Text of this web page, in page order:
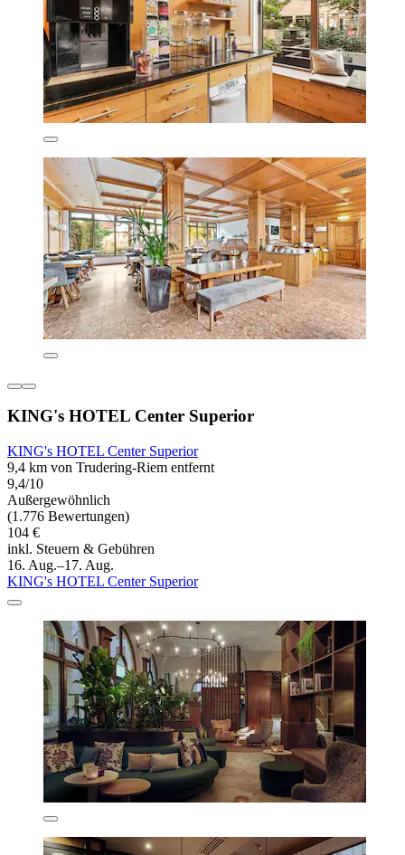
KING's HOTEL Center Superior
KING's HOTEL Center Superior
9,4 km von Trudering-Riem entfernt
9,4/10
Außergewöhnlich
(1.776 Bewertungen)
104 €
inkl. Steuern & Gebühren
16. Aug.–17. Aug.
KING's HOTEL Center Superior